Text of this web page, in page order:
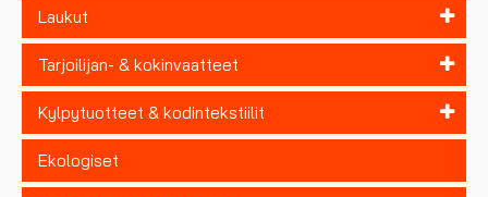
Laukut
Tarjoilijan- & kokinvaatteet
Kylpytuotteet & kodintekstiilit
Ekologiset